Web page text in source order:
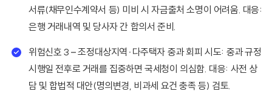
서류(채무인수계약서 등) 미비 시 자금출처 소명이 어려움. 대응:
은행 거래내역 및 당사자 간 합의서 준비.
위험신호 3 – 조정대상지역·다주택자 중과 회피 시도: 중과 규정
시행일 전후로 거래를 집중하면 국세청이 의심함. 대응: 사전 상
담 및 합법적 대안(명의변경, 비과세 요건 충족 등) 검토.